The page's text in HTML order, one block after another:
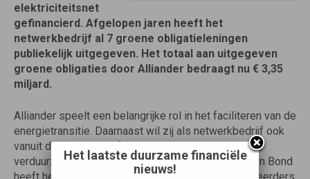
elektriciteitsnet
gefinancierd. Afgelopen jaren heeft het
netwerkbedrijf al 7 groene obligatieleningen
publiekelijk uitgegeven. Het totaal aan uitgegeven
groene obligaties door Alliander bedraagt nu € 3,35
miljard.
Alliander speelt een belangrijke rol in het faciliteren van de
energietransitie. Daarnaast wil zij als netwerkbedrijf ook
vanuit de eigen bedrijfsvoering bijdragen aan
verduurzaming. Met de uitgifte van de nieuwe Green Bond
Het laatste duurzame financiële
nieuws!